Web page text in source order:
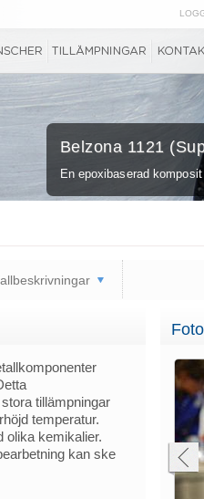
Belzona 1121
En epoxibaserad
tillämpningar
temperatur.
olika kemikalier.
kan ske